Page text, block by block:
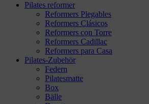
Pilates reformer
Reformers Plegables
Reformers Clásicos
Reformers con Torre
Reformers Cadillac
Reformers para Casa
Pilates-Zubehör
Federn
Pilatesmatte
Box
Bälle